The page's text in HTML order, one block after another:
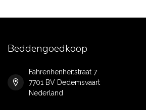
Beddengoedkoop
Fahrenhenheitstraat 7
7701 BV Dedemsvaart
Nederland